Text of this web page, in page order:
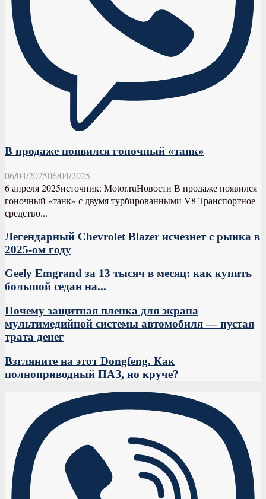
В продаже появился гоночный «танк»
06/04/202506/04/2025
6 апреля 2025источник: Motor.ruНовости В продаже появился
гоночный «танк» с двумя турбированными V8 Транспортное
средство...
Легендарный Chevrolet Blazer исчезнет с рынка в
2025-ом году
Geely Emgrand за 13 тысяч в месяц: как купить
большой седан на...
Почему защитная пленка для экрана
мультимедийной системы автомобиля — пустая
трата денег
Взгляните на этот Dongfeng. Как
полноприводный ПАЗ, но круче?